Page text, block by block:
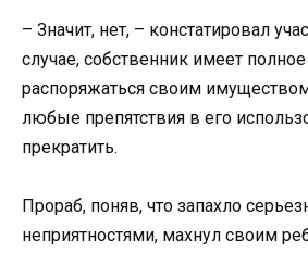
– Значит, нет, – констатировал
случае, собственник имеет
распоряжаться своим имуществом
любые препятствия в его
прекратить.
Прораб, поняв, что запахло
неприятностями, махнул своим